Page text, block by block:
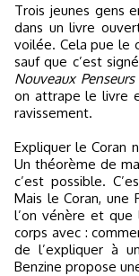
Trois jeunes gens en couverture, Black, Blanc, Beur, plongés
dans un livre
voilée. Cela pue le
sauf que c’est
Nouveaux
on attrape le livre
ravissement.
Expliquer le Coran
Un théorème de
c’est possible.
Mais le Coran, une
l’on vénère et que
corps avec :
de l’expliquer à
Benzine propose